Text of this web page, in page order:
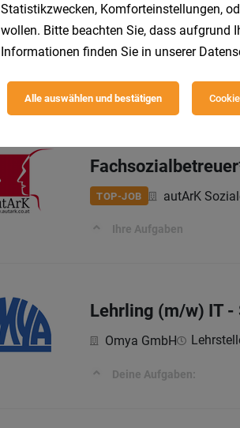
Gartenplaner (alle
OBI Bau-
Ihre Aufgaben:
TOP-JOB autArK
Ihre Aufgaben
Lehrling (m/w) IT
Omya GmbH
Deine Aufgaben:
Statistikzwecken, Komforteinstellungen,
wollen. Bitte beachten Sie, dass aufgrund
Informationen finden Sie in unserer
Alle auswählen und bestätigen